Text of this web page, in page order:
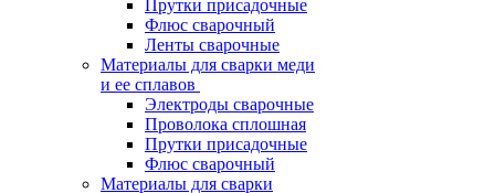
Прутки присадочные
Флюс сварочный
Ленты сварочные
Материалы для сварки меди
и ее сплавов
Электроды сварочные
Проволока сплошная
Прутки присадочные
Флюс сварочный
Материалы для сварки